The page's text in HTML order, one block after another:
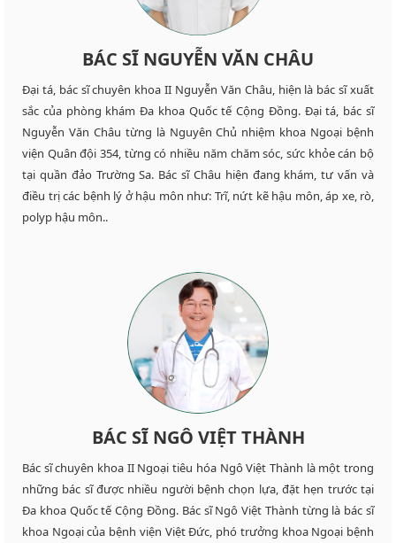
BÁC SĨ NGUYỄN VĂN CHÂU
Đại tá, bác sĩ chuyên khoa II Nguyễn Văn Châu, hiện là bác sĩ xuất
sắc của phòng khám Đa khoa Quốc tế Cộng Đồng. Đại tá, bác sĩ
Nguyễn Văn Châu từng là Nguyên Chủ nhiệm khoa Ngoại bệnh
viện Quân đội 354, từng có nhiều năm chăm sóc, sức khỏe cán bộ
tại quần đảo Trường Sa. Bác sĩ Châu hiện đang khám, tư vấn và
điều trị các bệnh lý ở hậu môn như: Trĩ, nứt kẽ hậu môn, áp xe, rò,
polyp hậu môn..
BÁC SĨ NGÔ VIỆT THÀNH
Bác sĩ chuyên khoa II Ngoại tiêu hóa Ngô Việt Thành là một trong
những bác sĩ được nhiều người bệnh chọn lựa, đặt hẹn trước tại
Đa khoa Quốc tế Cộng Đồng. Bác sĩ Ngô Việt Thành từng là bác sĩ
khoa Ngoại của bệnh viện Việt Đức, phó trưởng khoa Ngoại bệnh